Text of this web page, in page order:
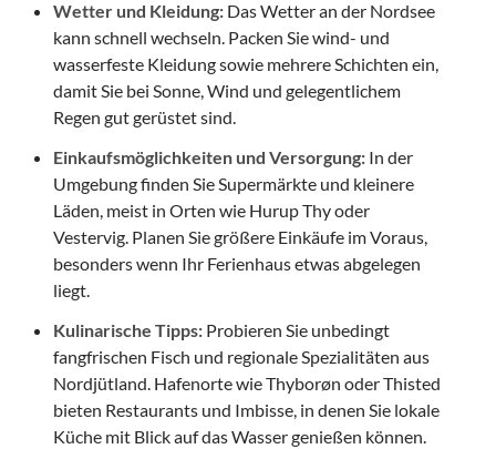
Wetter und Kleidung: Das Wetter an der Nordsee
kann schnell wechseln. Packen Sie wind- und
wasserfeste Kleidung sowie mehrere Schichten ein,
damit Sie bei Sonne, Wind und gelegentlichem
Regen gut gerüstet sind.
Einkaufsmöglichkeiten und Versorgung: In der
Umgebung finden Sie Supermärkte und kleinere
Läden, meist in Orten wie Hurup Thy oder
Vestervig. Planen Sie größere Einkäufe im Voraus,
besonders wenn Ihr Ferienhaus etwas abgelegen
liegt.
Kulinarische Tipps: Probieren Sie unbedingt
fangfrischen Fisch und regionale Spezialitäten aus
Nordjütland. Hafenorte wie Thyborøn oder Thisted
bieten Restaurants und Imbisse, in denen Sie lokale
Küche mit Blick auf das Wasser genießen können.